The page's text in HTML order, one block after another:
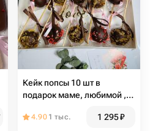
Кейк попсы 10 шт в
подарок маме, любимой ,
4.90 1 тыс. 1 295₽